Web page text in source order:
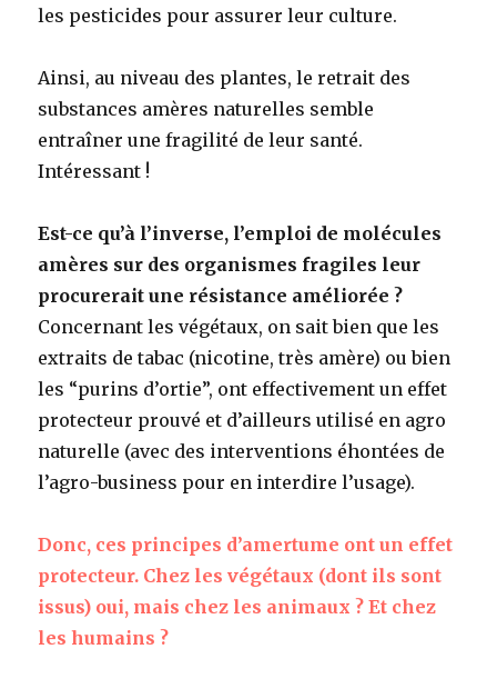
les pesticides pour assurer leur culture.
Ainsi, au niveau des plantes, le retrait des
substances amères naturelles semble
entraîner une fragilité de leur santé.
Intéressant !
Est-ce qu’à l’inverse, l’emploi de molécules
amères sur des organismes fragiles leur
procurerait une résistance améliorée ?
Concernant les végétaux, on sait bien que les
extraits de tabac (nicotine, très amère) ou bien
les “purins d’ortie”, ont effectivement un effet
protecteur prouvé et d’ailleurs utilisé en agro
naturelle (avec des interventions éhontées de
l’agro-business pour en interdire l’usage).
Donc, ces principes d’amertume ont un effet
protecteur. Chez les végétaux (dont ils sont
issus) oui, mais chez les animaux ? Et chez
les humains ?